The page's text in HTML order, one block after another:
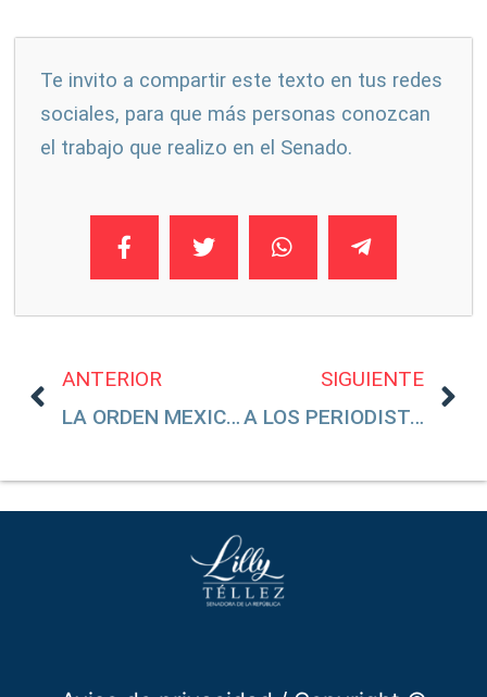
Te invito a compartir este texto en tus redes
sociales, para que más personas conozcan
el trabajo que realizo en el Senado.
ANTERIOR
LA ORDEN MEXICANA DEL ÁGUILA AZTECA
SIGUIENTE
A LOS PERIODISTAS SÍ SE LES MATA